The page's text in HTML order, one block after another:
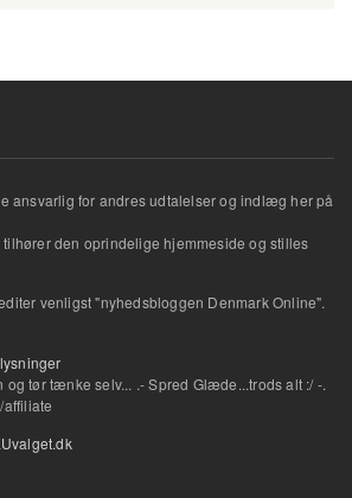
ansvarlig for andres udtalelser og indlæg her på
den oprindelige hjemmeside og stilles
venligst "nyhedsbloggen Denmark Online".
og tør tænke selv... .- Spred Glæde...trods alt :/ -.